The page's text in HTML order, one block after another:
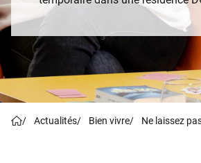
/ Actualités/ Bien vivre/ Ne laissez